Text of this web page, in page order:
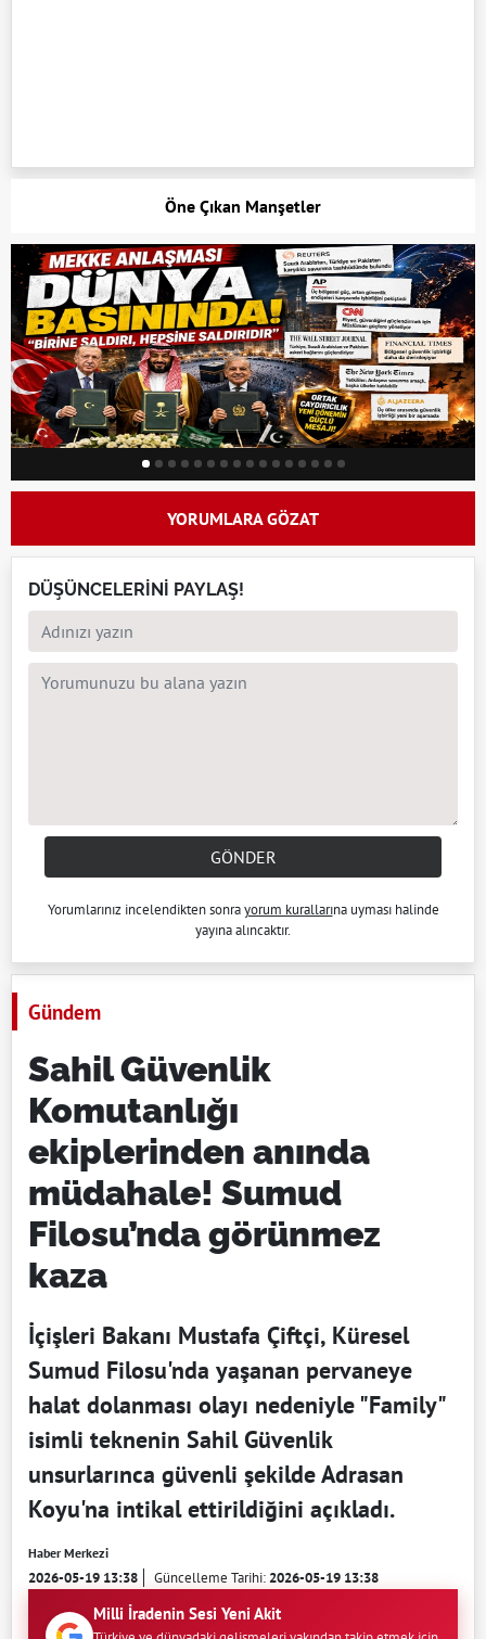
Öne Çıkan Manşetler
YORUMLARA GÖZAT
DÜŞÜNCELERİNİ PAYLAŞ!
GÖNDER
Yorumlarınız incelendikten sonrayorum kurallarına uyması halinde
yayına alıncaktır.
Gündem
Sahil Güvenlik
Komutanlığı
ekiplerinden anında
müdahale! Sumud
Filosu’nda görünmez
kaza
İçişleri Bakanı Mustafa Çiftçi, Küresel
Sumud Filosu'nda yaşanan pervaneye
halat dolanması olayı nedeniyle "Family"
isimli teknenin Sahil Güvenlik
unsurlarınca güvenli şekilde Adrasan
Koyu'na intikal ettirildiğini açıkladı.
Haber Merkezi
2026-05-19 13:38 Güncelleme Tarihi:2026-05-19 13:38
Milli İradenin Sesi Yeni Akit